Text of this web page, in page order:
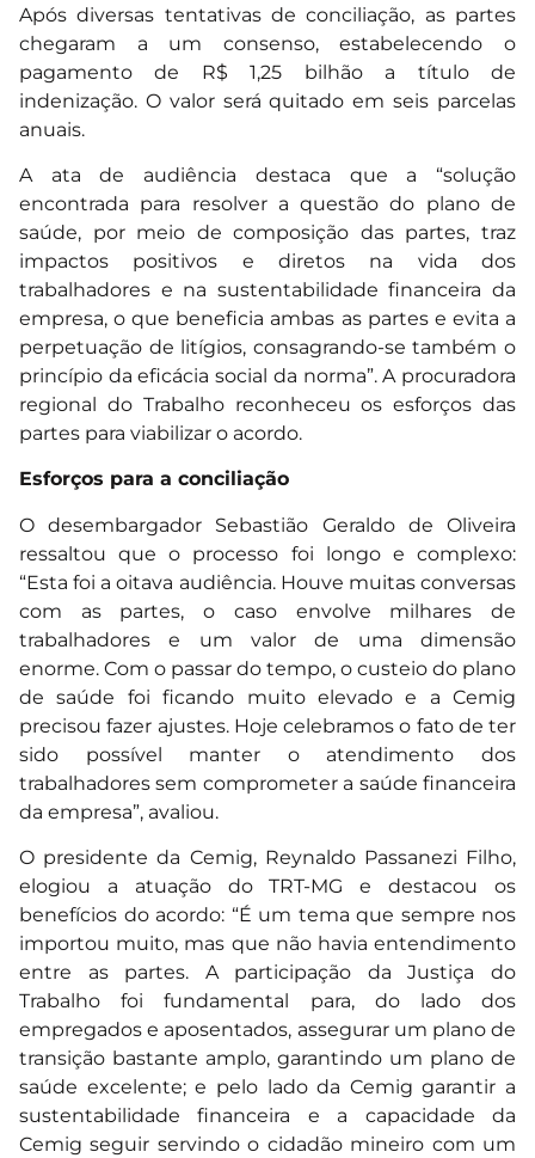
Após diversas tentativas de conciliação, as partes
chegaram a um consenso, estabelecendo o
pagamento de R$ 1,25 bilhão a título de
indenização. O valor será quitado em seis parcelas
anuais.
A ata de audiência destaca que a “solução
encontrada para resolver a questão do plano de
saúde, por meio de composição das partes, traz
impactos positivos e diretos na vida dos
trabalhadores e na sustentabilidade financeira da
empresa, o que beneficia ambas as partes e evita a
perpetuação de litígios, consagrando-se também o
princípio da eficácia social da norma”. A procuradora
regional do Trabalho reconheceu os esforços das
partes para viabilizar o acordo.
Esforços para a conciliação
O desembargador Sebastião Geraldo de Oliveira
ressaltou que o processo foi longo e complexo:
“Esta foi a oitava audiência. Houve muitas conversas
com as partes, o caso envolve milhares de
trabalhadores e um valor de uma dimensão
enorme. Com o passar do tempo, o custeio do plano
de saúde foi ficando muito elevado e a Cemig
precisou fazer ajustes. Hoje celebramos o fato de ter
sido possível manter o atendimento dos
trabalhadores sem comprometer a saúde financeira
da empresa”, avaliou.
O presidente da Cemig, Reynaldo Passanezi Filho,
elogiou a atuação do TRT-MG e destacou os
benefícios do acordo: “É um tema que sempre nos
importou muito, mas que não havia entendimento
entre as partes. A participação da Justiça do
Trabalho foi fundamental para, do lado dos
empregados e aposentados, assegurar um plano de
transição bastante amplo, garantindo um plano de
saúde excelente; e pelo lado da Cemig garantir a
sustentabilidade financeira e a capacidade da
Cemig seguir servindo o cidadão mineiro com um